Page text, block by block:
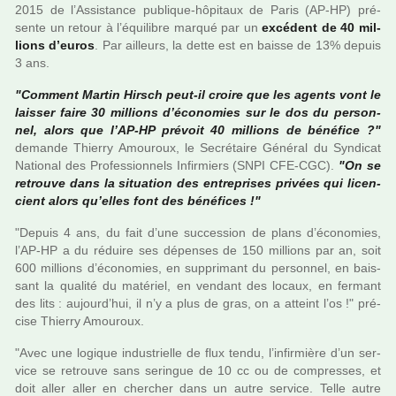
2015 de l’Assistance publi­que-hôpi­taux de Paris (AP-HP) pré­
sente un retour à l’équilibre marqué par unexcé­dent de 40 mil­
lions d’euros . Par ailleurs, la dette est en baisse de 13% depuis
3 ans.
"Comment Martin Hirsch peut-il croire que les agents vont le
lais­ser faire 30 mil­lions d’économies sur le dos du per­son­
nel, alors que l’AP-HP pré­voit 40 mil­lions de béné­fice ?"
demande Thierry Amouroux, le Secrétaire Général du Syndicat
National des Professionnels Infirmiers (SNPI CFE-CGC). "On se
retrouve dans la situa­tion des entre­pri­ses pri­vées qui licen­
cient alors qu’elles font des béné­fi­ces !"
"Depuis 4 ans, du fait d’une suc­ces­sion de plans d’économies,
l’AP-HP a du réduire ses dépen­ses de 150 mil­lions par an, soit
600 mil­lions d’économies, en sup­pri­mant du per­son­nel, en bais­
sant la qua­lité du maté­riel, en ven­dant des locaux, en fer­mant
des lits : aujourd’hui, il n’y a plus de gras, on a atteint l’os !" pré­
cise Thierry Amouroux.
"Avec une logi­que indus­trielle de flux tendu, l’infir­mière d’un ser­
vice se retrouve sans serin­gue de 10 cc ou de com­pres­ses, et
doit aller aller en cher­cher dans un autre ser­vice. Telle autre